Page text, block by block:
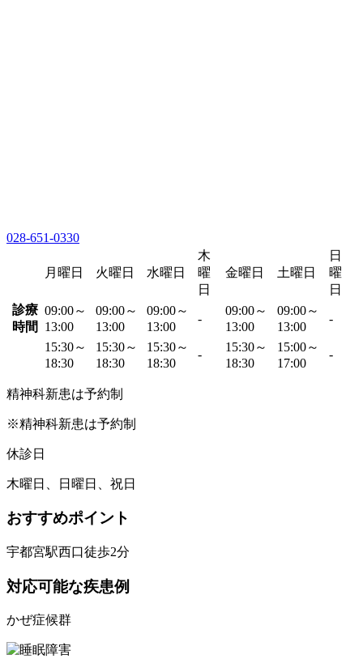
028-651-0330
月曜日 火曜日 水曜日
木
曜
日
金曜日 土曜日
日
曜
日
診療
時間
09:00～
13:00
09:00～
13:00
09:00～
13:00
-
09:00～
13:00
09:00～
13:00
-
15:30～
18:30
15:30～
18:30
15:30～
18:30
-
15:30～
18:30
15:00～
17:00
-
精神科新患は予約制
※精神科新患は予約制
休診日
木曜日、日曜日、祝日
おすすめポイント
宇都宮駅西口徒歩2分
対応可能な疾患例
かぜ症候群